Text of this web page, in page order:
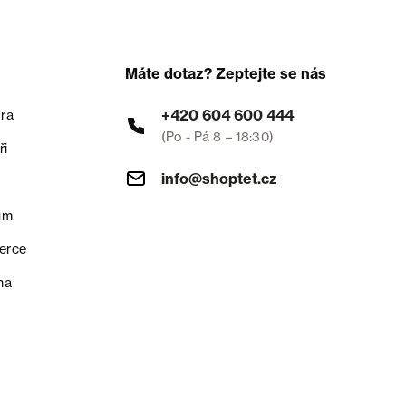
Máte dotaz? Zeptejte se nás
+420 604 600 444
(Po - Pá 8 – 18:30)
info@shoptet.cz